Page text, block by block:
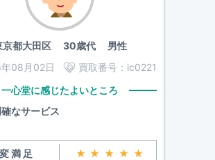
京都大田区30歳代 男性
08月02日
買取番号： ic0221
一心堂に感じたよいところ
なサービス
満足 ★★★★★